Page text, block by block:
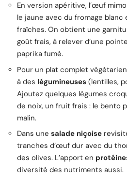
En version apéritive, l’œuf
le jaune avec du fromage blanc
fraîches. On obtient une
goût frais, à relever d’une
paprika fumé.
Pour un plat complet
à des légumineuses (lentilles,
Ajoutez quelques légumes
de noix, un fruit frais : le bento
malin.
Dans une salade niçoise
tranches d’œuf dur avec du
des olives. L’apport en
diversité des nutriments aussi.